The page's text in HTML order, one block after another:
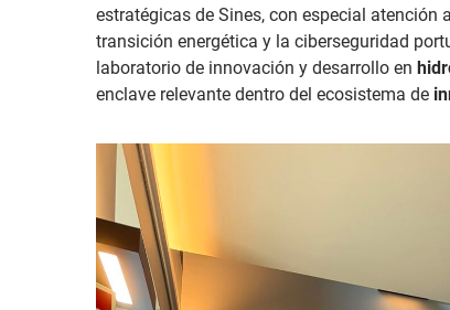
estratégicas de Sines, con especial
transición energética y la ciberseguridad
laboratorio de innovación y desarrollo en
enclave relevante dentro del ecosistema de